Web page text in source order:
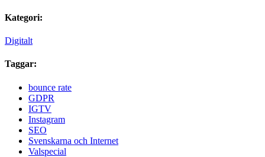
Kategori:
Digitalt
Taggar:
bounce rate
GDPR
IGTV
Instagram
SEO
Svenskarna och Internet
Valspecial